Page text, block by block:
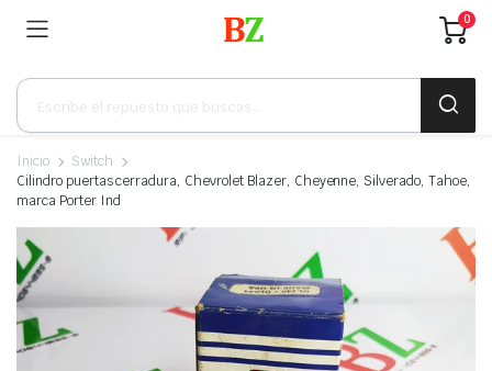
0
Búsqueda
productos
Inicio
Switch
Cilindro puertas cerradura, Chevrolet Blazer, Cheyenne, Silverado, Tahoe,
marca Porter Ind